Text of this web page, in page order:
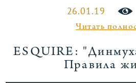
26.01.19
Читать
ESQUIRE:
Правила